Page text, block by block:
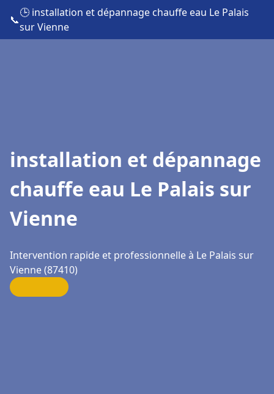
📞
🕒 installation et dépannage chauffe eau Le Palais
sur Vienne
installation et dépannage
chauffe eau Le Palais sur
Vienne
Intervention rapide et professionnelle à Le Palais sur
Vienne (87410)